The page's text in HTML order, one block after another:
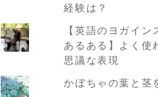
経験は？
【英語のヨガイン
あるある】よく使
思議な表現
かぼちゃの葉と茎